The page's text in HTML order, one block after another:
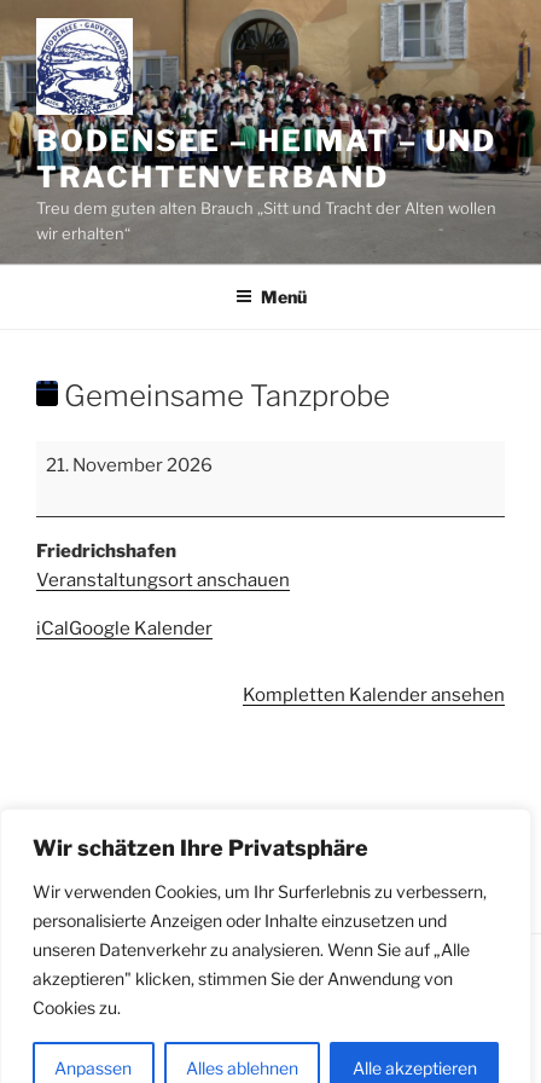
Wir schätzen Ihre Privatsphäre
Wir verwenden Cookies, um Ihr Surferlebnis zu verbessern,
personalisierte Anzeigen oder Inhalte einzusetzen und
unseren Datenverkehr zu analysieren. Wenn Sie auf „Alle
akzeptieren" klicken, stimmen Sie der Anwendung von
Cookies zu.
Anpassen Alles ablehnen Alle akzeptieren
Zum
Inhalt
springen
BODENSEE – HEIMAT – UND
TRACHTENVERBAND
Treu dem guten alten Brauch „Sitt und Tracht der Alten wollen
wir erhalten“
Menü
Gemeinsame Tanzprobe
Gemeinsame
21. November 2026
Friedrichshafen
Veranstaltungsort anschauen
iCalGoogle Kalender
Kompletten Kalender ansehen
15. November 2026
Facebook
Mit Stolz präsentiert von WordPress